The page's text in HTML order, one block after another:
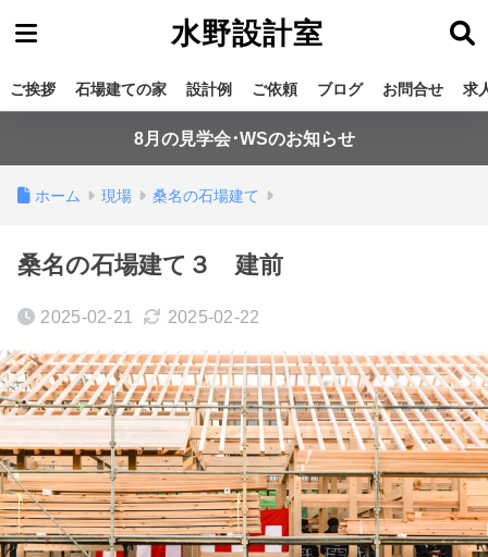
水野設計室
ご挨拶 石場建ての家 設計例 ご依頼 ブログ お問合せ 求
8月の見学会･WSのお知らせ
ホーム 現場 桑名の石場建て
桑名の石場建て３ 建前
2025-02-21 2025-02-22